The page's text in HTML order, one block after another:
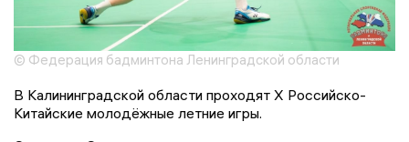
© Федерация бадминтона Ленинградской области
В Калининградской области проходят Х Российско-
Китайские молодёжные летние игры.